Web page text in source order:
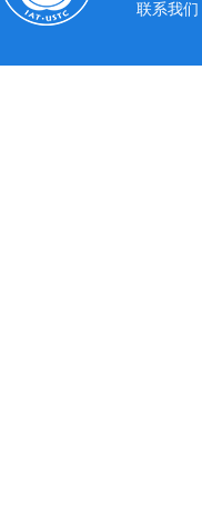
联系我们